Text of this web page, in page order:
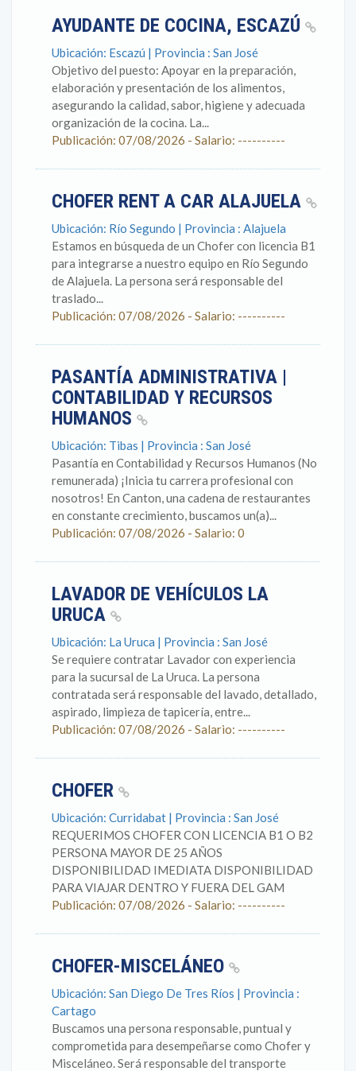
AYUDANTE DE COCINA, ESCAZÚ
Ubicación: Escazú | Provincia : San José
Objetivo del puesto: Apoyar en la preparación,
elaboración y presentación de los alimentos,
asegurando la calidad, sabor, higiene y adecuada
organización de la cocina. La...
Publicación: 07/08/2026 - Salario: ----------
CHOFER RENT A CAR ALAJUELA
Ubicación: Río Segundo | Provincia : Alajuela
Estamos en búsqueda de un Chofer con licencia B1
para integrarse a nuestro equipo en Río Segundo
de Alajuela. La persona será responsable del
traslado...
Publicación: 07/08/2026 - Salario: ----------
PASANTÍA ADMINISTRATIVA |
CONTABILIDAD Y RECURSOS
HUMANOS
Ubicación: Tibas | Provincia : San José
Pasantía en Contabilidad y Recursos Humanos (No
remunerada) ¡Inicia tu carrera profesional con
nosotros! En Canton, una cadena de restaurantes
en constante crecimiento, buscamos un(a)...
Publicación: 07/08/2026 - Salario: 0
LAVADOR DE VEHÍCULOS LA
URUCA
Ubicación: La Uruca | Provincia : San José
Se requiere contratar Lavador con experiencia
para la sucursal de La Uruca. La persona
contratada será responsable del lavado, detallado,
aspirado, limpieza de tapicería, entre...
Publicación: 07/08/2026 - Salario: ----------
CHOFER
Ubicación: Curridabat | Provincia : San José
REQUERIMOS CHOFER CON LICENCIA B1 O B2
PERSONA MAYOR DE 25 AÑOS
DISPONIBILIDAD IMEDIATA DISPONIBILIDAD
PARA VIAJAR DENTRO Y FUERA DEL GAM
Publicación: 07/08/2026 - Salario: ----------
CHOFER-MISCELÁNEO
Ubicación: San Diego De Tres Ríos | Provincia :
Cartago
Buscamos una persona responsable, puntual y
comprometida para desempeñarse como Chofer y
Misceláneo. Será responsable del transporte